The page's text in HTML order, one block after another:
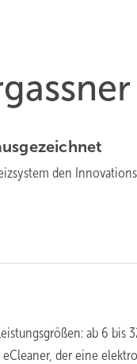
den
ab 6 bis
der eine